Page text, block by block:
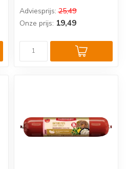
natvoer ...
Adviesprijs: 25,49
Onze prijs: 19,49